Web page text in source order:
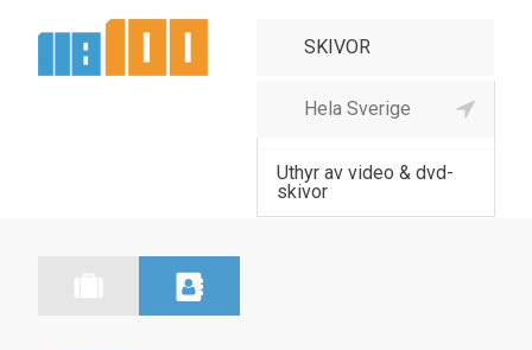
Skivor, kassetter, CD,
Uthyr av video & dvd-
skivor